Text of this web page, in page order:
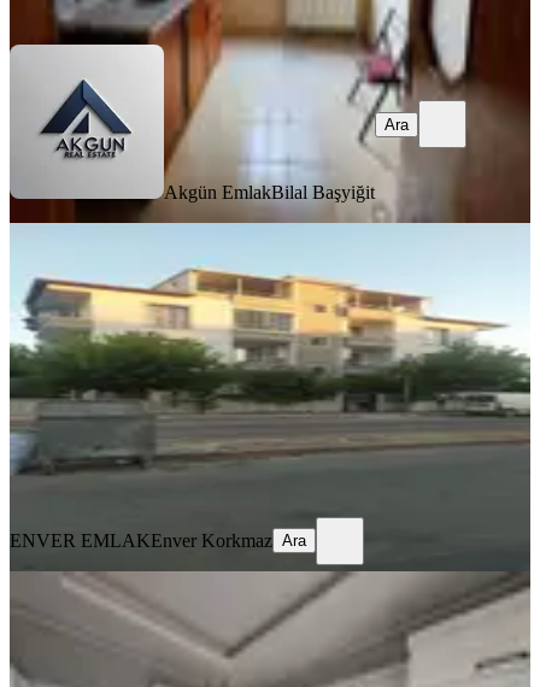
Akgün EmlakBilal Başyiğit
Ara
Akhisar, Ulu Camii Mahallesi
3+1·138 m²·3. Kat·30.07.2026
23.000 ₺
ENVER EMLAK Enver Korkmaz
ENVER EMLAKEnver Korkmaz Ara
SIFIR BİNA
Reşatbey Mah Ring Yolu Arkasında
Sıfır 2+1
Akhisar, Reşat Bey Mahallesi